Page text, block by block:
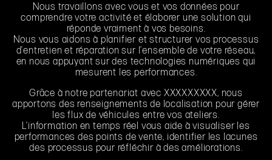
Nous travaillons avec vous et vos données pour
comprendre votre activité et élaborer une solution qui
réponde vraiment à vos besoins.
Nous vous aidons à planifier et structurer vos processus
d’entretien et réparation sur l’ensemble de votre réseau,
en nous appuyant sur des technologies numériques qui
mesurent les performances.
Grâce à notre partenariat avec XXXXXXXXX, nous
apportons des renseignements de localisation pour gérer
les flux de véhicules entre vos ateliers.
L’information en temps réel vous aide à visualiser les
performances des points de vente, identifier les lacunes
des processus pour réfléchir à des améliorations.